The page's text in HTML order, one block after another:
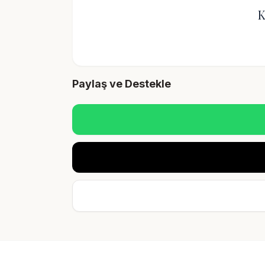
Paylaş ve Destekle